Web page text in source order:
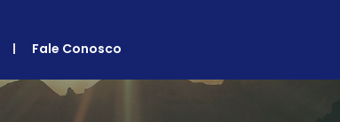
Fale Conosco